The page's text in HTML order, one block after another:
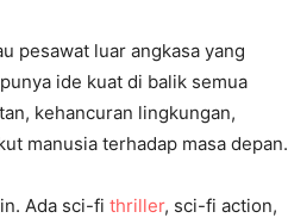
pesawat luar angkasa yang
ide kuat di balik semua
kehancuran lingkungan,
manusia terhadap masa depan.
Ada sci-fi thriller, sci-fi action,